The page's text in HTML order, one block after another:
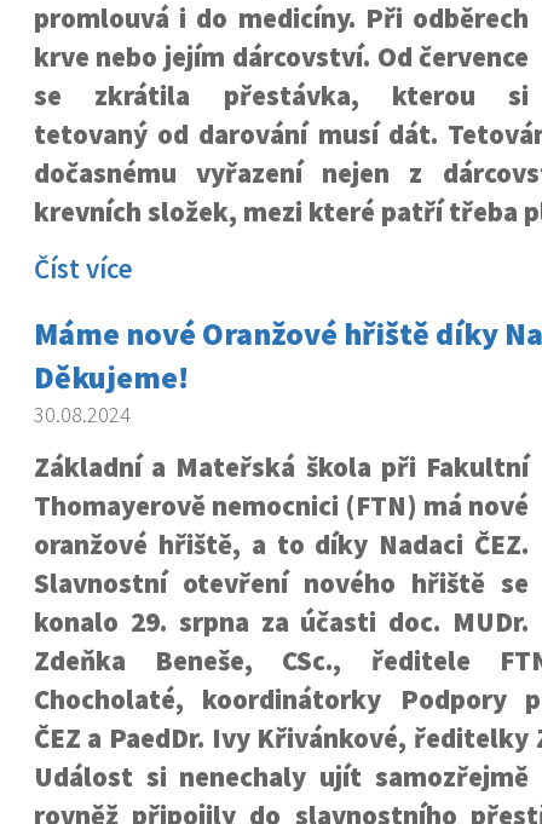
promlouvá i do medicíny. Při odběrech
krve nebo jejím dárcovství. Od července
se zkrátila přestávka, kterou si
tetovaný od darování musí dát.
dočasnému vyřazení nejen z
krevních složek, mezi které patří třeba
Číst více
Máme nové Oranžové hřiště díky
Děkujeme!
30.08.2024
Základní a Mateřská škola při Fakultní
Thomayerově nemocnici (FTN) má nové
oranžové hřiště, a to díky Nadaci ČEZ.
Slavnostní otevření nového hřiště se
konalo 29. srpna za účasti doc. MUDr.
Zdeňka Beneše, CSc., ředitele
Chocholaté, koordinátorky Podpory
ČEZ a PaedDr. Ivy Křivánkové, ředitelky
Událost si nenechaly ujít
rovněž připojily do slavnostního